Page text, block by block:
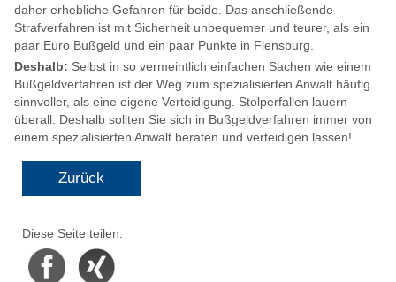
daher erhebliche Gefahren für beide. Das anschließende
Strafverfahren ist mit Sicherheit unbequemer und teurer, als ein
paar Euro Bußgeld und ein paar Punkte in Flensburg.
Deshalb: Selbst in so vermeintlich einfachen Sachen wie einem
Bußgeldverfahren ist der Weg zum spezialisierten Anwalt häufig
sinnvoller, als eine eigene Verteidigung. Stolperfallen lauern
überall. Deshalb sollten Sie sich in Bußgeldverfahren immer von
einem spezialisierten Anwalt beraten und verteidigen lassen!
Zurück
Diese Seite teilen:
Facebook Xing